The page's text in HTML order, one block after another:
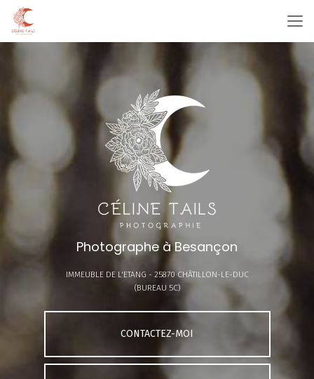
Aller
contenu
Photographe à Besançon
IMMEUBLE DE L'ETANG - 25870 CHÂTILLON-LE-DUC
(BUREAU 5C)
CONTACTEZ-MOI